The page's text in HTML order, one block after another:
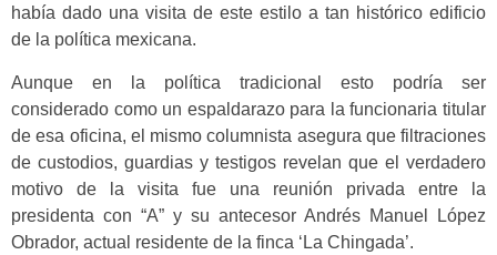
había dado una visita de este estilo a tan histórico edificio
de la política mexicana.
Aunque en la política tradicional esto podría ser
considerado como un espaldarazo para la funcionaria titular
de esa oficina, el mismo columnista asegura que filtraciones
de custodios, guardias y testigos revelan que el verdadero
motivo de la visita fue una reunión privada entre la
presidenta con “A” y su antecesor Andrés Manuel López
Obrador, actual residente de la finca ‘La Chingada’.